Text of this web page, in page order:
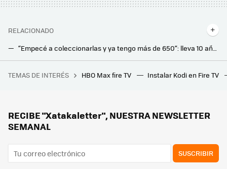
RELACIONADO
Tanta lluvia y temporal tienen por fin algo bueno: el precio de la luz está bajando, aunque todavía no lo notes en casa
Este chiste de 'Los Simpson' que no entendí jamás esconde una increíble historia sobre la mayor decepción televisiva de la historia: el tesoro de Al Capone
TEMAS DE INTERÉS HBO Max fire TV Instalar Kodi en Fire TV
RECIBE "Xatakaletter", NUESTRA NEWSLETTER
SEMANAL
SUSCRIBIR